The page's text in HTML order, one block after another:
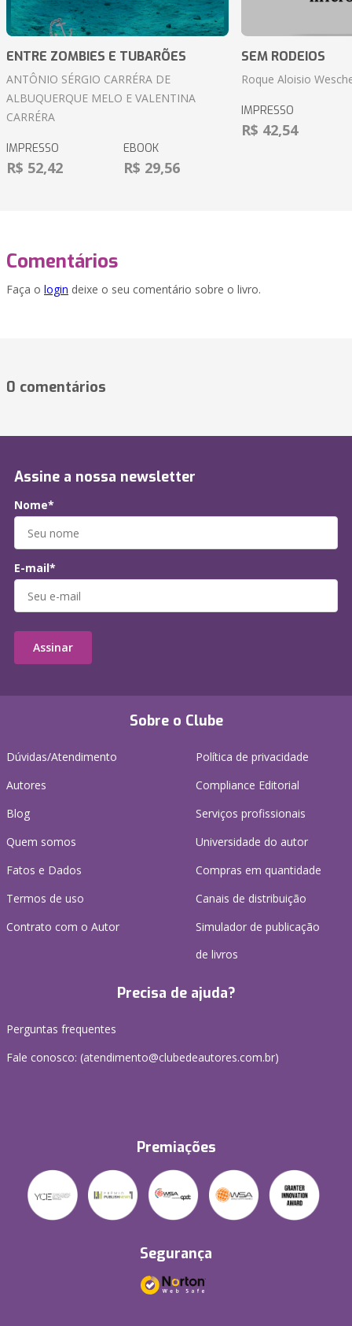
ENTRE ZOMBIES E TUBARÕES
ANTÔNIO SÉRGIO CARRÉRA DE
ALBUQUERQUE MELO E VALENTINA
CARRÉRA
IMPRESSO
R$ 52,42
EBOOK
R$ 29,56
SEM RODEIOS
Roque Aloisio
IMPRESSO
R$ 42,54
Comentários
Faça o login deixe o seu comentário sobre o livro.
0 comentários
Sobre o Clube
Dúvidas/Atendimento
Autores
Blog
Quem somos
Fatos e Dados
Termos de uso
Contrato com o Autor
Política de privacidade
Compliance Editorial
Serviços profissionais
Universidade do autor
Compras em quantidade
Canais de distribuição
Simulador de publicação
de livros
Precisa de ajuda?
Perguntas frequentes
Fale conosco: (atendimento@clubedeautores.com.br)
Premiações
Segurança
Assine a nossa newsletter
Nome*
E-mail*
Assinar